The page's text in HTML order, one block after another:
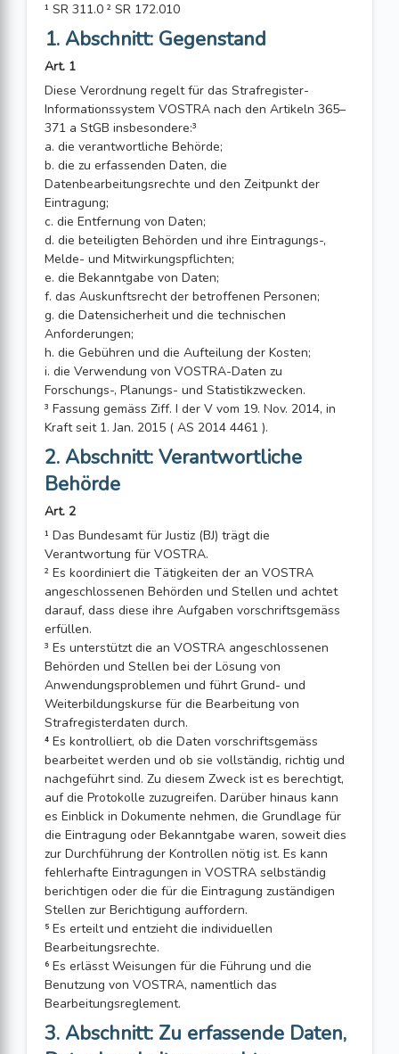
¹ SR 311.0 ² SR 172.010
1. Abschnitt: Gegenstand
Art. 1
Diese Verordnung regelt für das Strafregister-
Informationssystem VOSTRA nach den Artikeln 365–
371 a StGB insbesondere:³
a. die verantwortliche Behörde;
b. die zu erfassenden Daten, die
Datenbearbeitungsrechte und den Zeitpunkt der
Eintragung;
c. die Entfernung von Daten;
d. die beteiligten Behörden und ihre Eintragungs-,
Melde- und Mitwirkungspflichten;
e. die Bekanntgabe von Daten;
f. das Auskunftsrecht der betroffenen Personen;
g. die Datensicherheit und die technischen
Anforderungen;
h. die Gebühren und die Aufteilung der Kosten;
i. die Verwendung von VOSTRA-Daten zu
Forschungs-, Planungs- und Statistikzwecken.
³ Fassung gemäss Ziff. I der V vom 19. Nov. 2014, in
Kraft seit 1. Jan. 2015 ( AS 2014 4461 ).
2. Abschnitt: Verantwortliche
Behörde
Art. 2
¹ Das Bundesamt für Justiz (BJ) trägt die
Verantwortung für VOSTRA.
² Es koordiniert die Tätigkeiten der an VOSTRA
angeschlossenen Behörden und Stellen und achtet
darauf, dass diese ihre Aufgaben vorschriftsgemäss
erfüllen.
³ Es unterstützt die an VOSTRA angeschlossenen
Behörden und Stellen bei der Lösung von
Anwendungsproblemen und führt Grund- und
Weiterbildungskurse für die Bearbeitung von
Strafregisterdaten durch.
⁴ Es kontrolliert, ob die Daten vorschriftsgemäss
bearbeitet werden und ob sie vollständig, richtig und
nachgeführt sind. Zu diesem Zweck ist es berechtigt,
auf die Protokolle zuzugreifen. Darüber hinaus kann
es Einblick in Dokumente nehmen, die Grundlage für
die Eintragung oder Bekanntgabe waren, soweit dies
zur Durchführung der Kontrollen nötig ist. Es kann
fehlerhafte Eintragungen in VOSTRA selbständig
berichtigen oder die für die Eintragung zuständigen
Stellen zur Berichtigung auffordern.
⁵ Es erteilt und entzieht die individuellen
Bearbeitungsrechte.
⁶ Es erlässt Weisungen für die Führung und die
Benutzung von VOSTRA, namentlich das
Bearbeitungsreglement.
3. Abschnitt: Zu erfassende Daten,